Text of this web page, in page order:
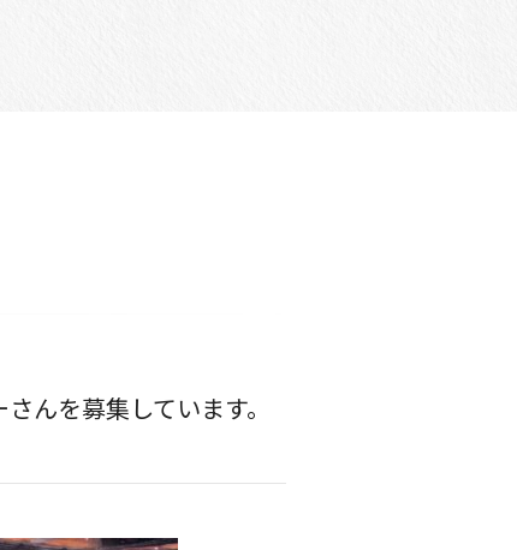
んを募集しています。